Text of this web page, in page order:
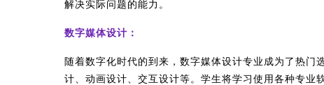
解决实际问题的能力。
数字媒体设计：
随着数字化时代的到来，数字媒体设计专业成为了热门
计、动画设计、交互设计等。学生将学习使用各种专业